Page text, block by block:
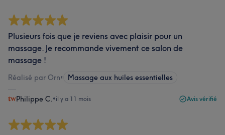
Plusieurs fois que je reviens avec plaisir pour un
massage. Je recommande vivement ce salon de
massage !
Réalisé par Orn• Massage aux huiles essentielles
Philippe C. •il y a 11 mois Avis vérifié